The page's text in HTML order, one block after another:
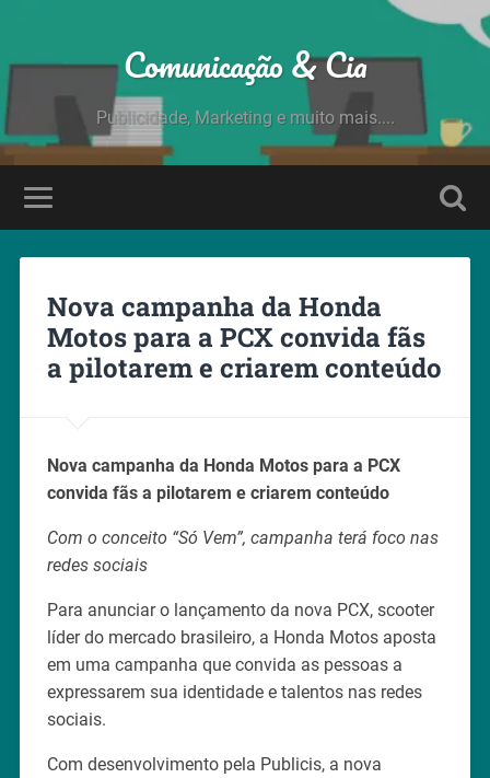
Comunicação & Cia
Publicidade, Marketing e muito mais....
Nova campanha da Honda
Motos para a PCX convida fãs
a pilotarem e criarem conteúdo
Nova campanha da Honda Motos para a PCX
convida fãs a pilotarem e criarem conteúdo
Com o conceito “Só Vem”, campanha terá foco nas
redes sociais
Para anunciar o lançamento da nova PCX, scooter
líder do mercado brasileiro, a Honda Motos aposta
em uma campanha que convida as pessoas a
expressarem sua identidade e talentos nas redes
sociais.
Com desenvolvimento pela Publicis, a nova